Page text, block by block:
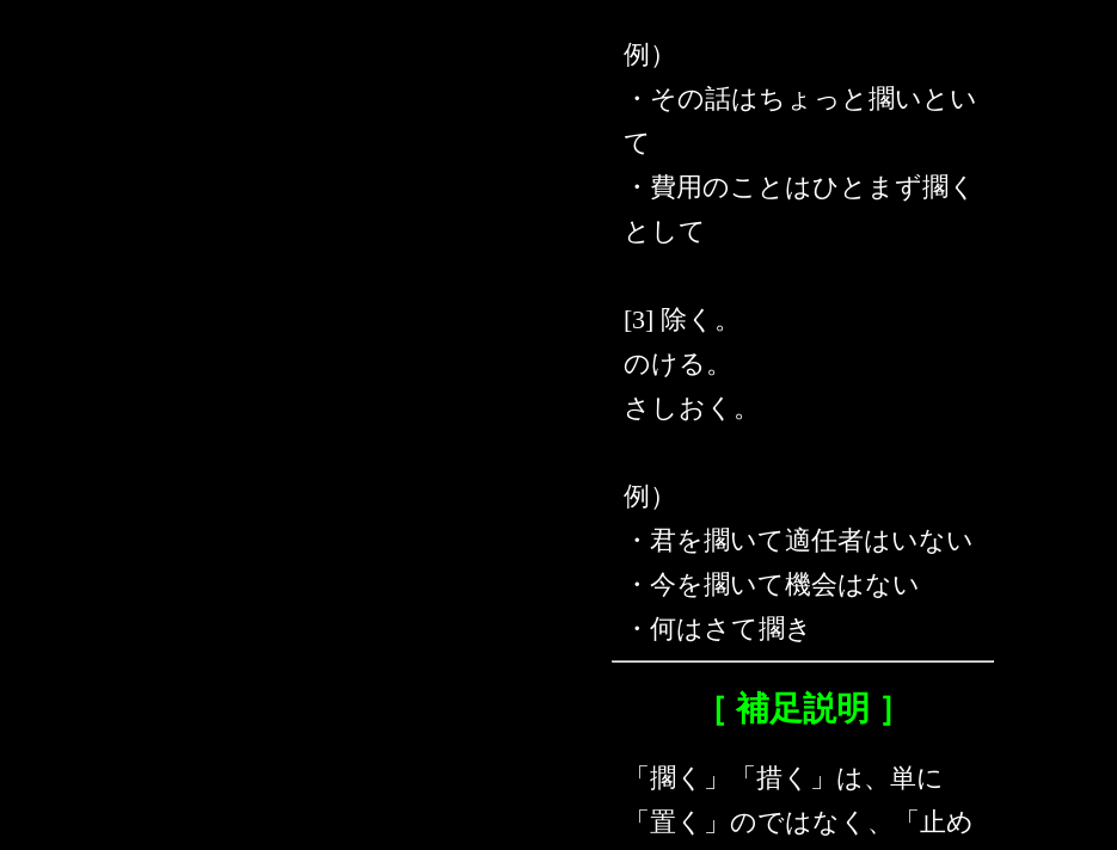
例）
・その話はちょっと擱いとい
て
・費用のことはひとまず擱く
として
[3] 除く。
のける。
さしおく。
例）
・君を擱いて適任者はいない
・今を擱いて機会はない
・何はさて擱き
［ 補足説明 ］
「擱く」「措く」は、単に
「置く」のではなく、「止め